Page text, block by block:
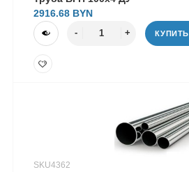
2916.68
КУПИТЬ
SKU4362